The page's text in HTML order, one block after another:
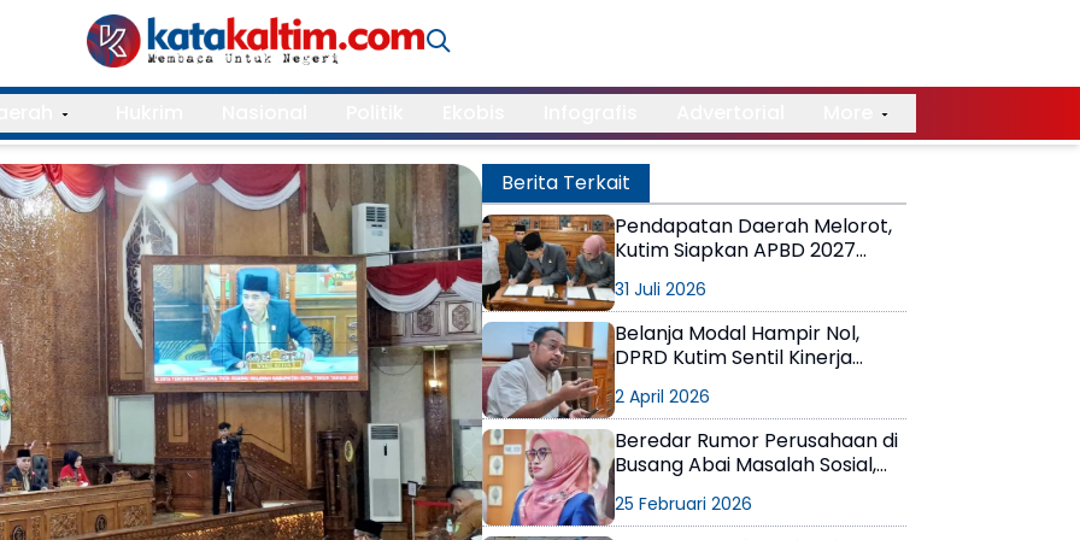
Berita Terkait
Pendapatan Daerah Melorot,
Kutim Siapkan APBD 2027
31 Juli 2026
‎Belanja Modal Hampir Nol,
DPRD Kutim Sentil Kinerja
2 April 2026
Beredar Rumor Perusahaan di
Busang Abai Masalah Sosial,
Panggil PT KNC
25 Februari 2026